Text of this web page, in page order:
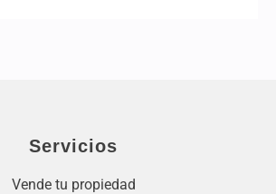
Servicios
Vende tu propiedad